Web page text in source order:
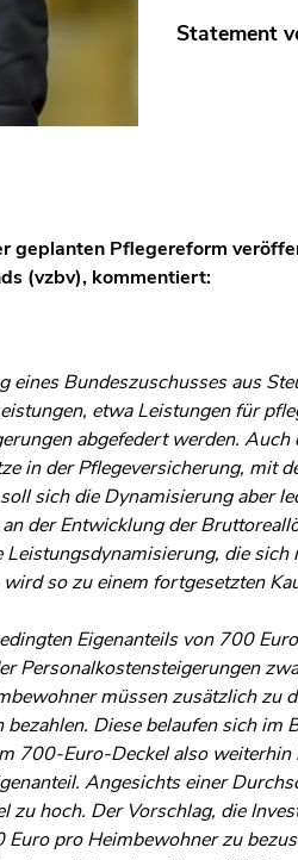
Statement
geplanten Pflegereform
(vzbv), kommentiert:
eines Bundeszuschusses aus
etwa Leistungen für
abgefedert werden.
in der Pflegeversicherung, mit
sich die Dynamisierung aber
der Entwicklung der
Leistungsdynamisierung, die
so zu einem fortgesetzten
Eigenanteils von 700
Personalkostensteigerungen
müssen zusätzlich zu
Diese belaufen sich
700-Euro-Deckel also
Angesichts einer
zu hoch. Der Vorschlag, die
pro Heimbewohner zu